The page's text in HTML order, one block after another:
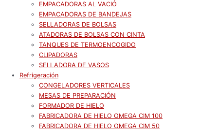
EMPACADORAS AL VACIÓ
EMPACADORAS DE BANDEJAS
SELLADORAS DE BOLSAS
ATADORAS DE BOLSAS CON CINTA
TANQUES DE TERMOENCOGIDO
CLIPADORAS
SELLADORA DE VASOS
Refrigeración
CONGELADORES VERTICALES
MESAS DE PREPARACIÓN
FORMADOR DE HIELO
FABRICADORA DE HIELO OMEGA CIM 100
FABRICADORA DE HIELO OMEGA CIM 50